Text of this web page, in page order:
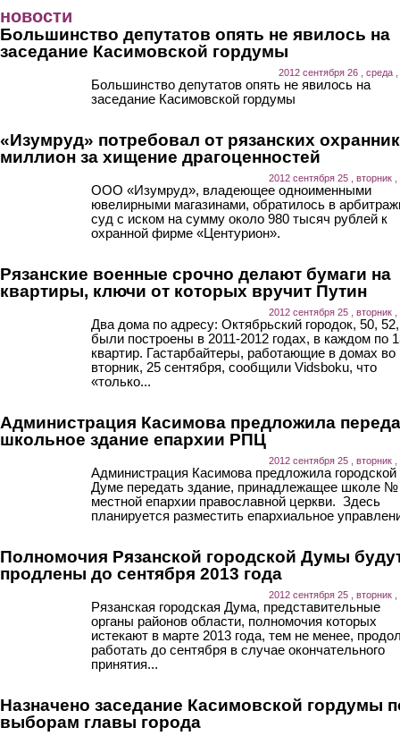
новости
Большинство депутатов опять не явилось на
заседание Касимовской гордумы
2012 сентября 26 , среда ,
Большинство депутатов опять не явилось на
заседание Касимовской гордумы
«Изумруд» потребовал от рязанских
миллион за хищение драгоценностей
2012 сентября 25 , вторник ,
ООО «Изумруд», владеющее одноименными
ювелирными магазинами, обратилось в
суд с иском на сумму около 980 тысяч рублей к
охранной фирме «Центурион».
Рязанские военные срочно делают бумаги на
квартиры, ключи от которых вручит Путин
2012 сентября 25 , вторник ,
Два дома по адресу: Октябрьский городок, 50, 52,
были построены в 2011-2012 годах, в каждом по
квартир. Гастарбайтеры, работающие в домах во
вторник, 25 сентября, сообщили Vidsboku, что
«только...
Администрация Касимова предложила
школьное здание епархии РПЦ
2012 сентября 25 , вторник ,
Администрация Касимова предложила городской
Думе передать здание, принадлежащее школе №
местной епархии православной церкви. Здесь
планируется разместить епархиальное
Полномочия Рязанской городской Думы
продлены до сентября 2013 года
2012 сентября 25 , вторник ,
Рязанская городская Дума, представительные
органы районов области, полномочия которых
истекают в марте 2013 года, тем не менее,
работать до сентября в случае окончательного
принятия...
Назначено заседание Касимовской гордумы
выборам главы города